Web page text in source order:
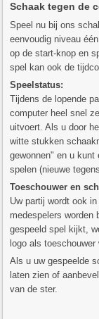
Schaak tegen de
Speel nu bij ons
eenvoudig niveau
op de start-knop en
spel kan ook de
Speelstatus:
Tijdens de lopende
computer heel snel
uitvoert. Als u door
witte stukken
gewonnen" en u kunt
spelen (nieuwe
Toeschouwer en
Uw partij wordt ook
medespelers worden
gespeeld spel kijkt,
logo als toeschouwer
Als u uw gespeelde
laten zien of
van de ster.